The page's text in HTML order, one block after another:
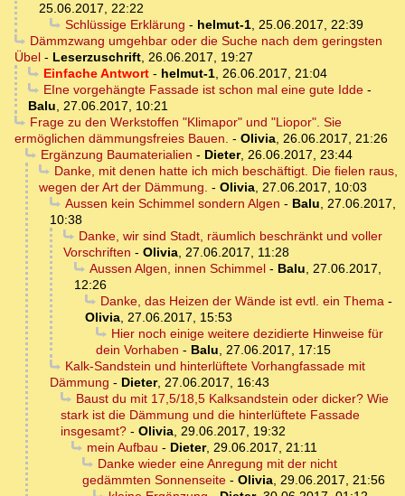
25.06.2017, 22:22
Schlüssige Erklärung - helmut-1, 25.06.2017, 22:39
Dämmzwang umgehbar oder die Suche nach dem geringsten
Übel - Leserzuschrift, 26.06.2017, 19:27
Einfache Antwort- helmut-1, 26.06.2017, 21:04
EIne vorgehängte Fassade ist schon mal eine gute Idde-
Balu, 27.06.2017, 10:21
Frage zu den Werkstoffen "Klimapor" und "Liopor". Sie
ermöglichen dämmungsfreies Bauen. - Olivia, 26.06.2017, 21:26
Ergänzung Baumaterialien - Dieter, 26.06.2017, 23:44
Danke, mit denen hatte ich mich beschäftigt. Die fielen raus,
wegen der Art der Dämmung. - Olivia, 27.06.2017, 10:03
Aussen kein Schimmel sondern Algen - Balu, 27.06.2017,
10:38
Danke, wir sind Stadt, räumlich beschränkt und voller
Vorschriften - Olivia, 27.06.2017, 11:28
Aussen Algen, innen Schimmel- Balu, 27.06.2017,
12:26
Danke, das Heizen der Wände ist evtl. ein Thema-
Olivia, 27.06.2017, 15:53
Hier noch einige weitere dezidierte Hinweise für
dein Vorhaben - Balu, 27.06.2017, 17:15
Kalk-Sandstein und hinterlüftete Vorhangfassade mit
Dämmung - Dieter, 27.06.2017, 16:43
Baust du mit 17,5/18,5 Kalksandstein oder dicker? Wie
stark ist die Dämmung und die hinterlüftete Fassade
insgesamt? - Olivia, 29.06.2017, 19:32
mein Aufbau - Dieter, 29.06.2017, 21:11
Danke wieder eine Anregung mit der nicht
gedämmten Sonnenseite - Olivia, 29.06.2017, 21:56